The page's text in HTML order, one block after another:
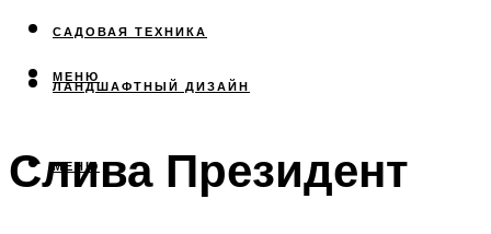
САДОВАЯ ТЕХНИКА
ЛАНДШАФТНЫЙ ДИЗАЙН
МЕНЮ
МЕНЮ
Слива Президент